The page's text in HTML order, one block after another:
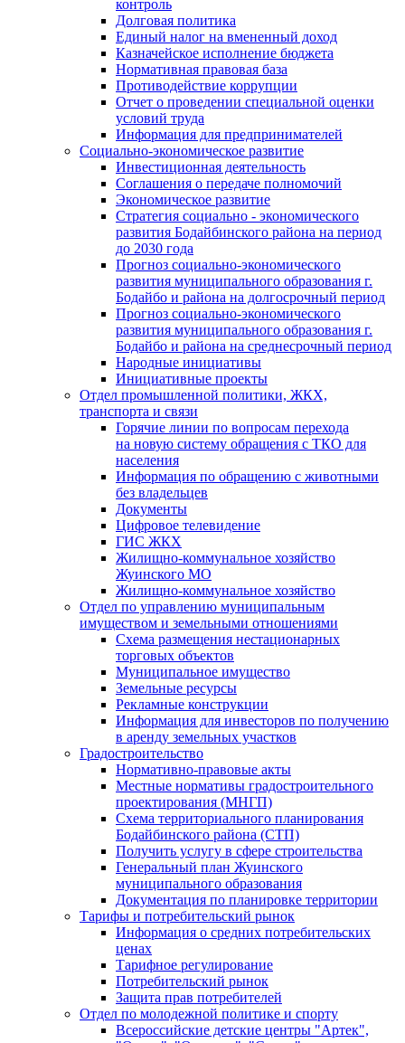
контроль
Долговая политика
Единый налог на вмененный доход
Казначейское исполнение бюджета
Нормативная правовая база
Противодействие коррупции
Отчет о проведении специальной оценки
условий труда
Информация для предпринимателей
Социально-экономическое развитие
Инвестиционная деятельность
Соглашения о передаче полномочий
Экономическое развитие
Стратегия социально - экономического
развития Бодайбинского района на период
до 2030 года
Прогноз социально-экономического
развития муниципального образования г.
Бодайбо и района на долгосрочный период
Прогноз социально-экономического
развития муниципального образования г.
Бодайбо и района на среднесрочный период
Народные инициативы
Инициативные проекты
Отдел промышленной политики, ЖКХ,
транспорта и связи
Горячие линии по вопросам перехода
на новую систему обращения с ТКО для
населения
Информация по обращению с животными
без владельцев
Документы
Цифровое телевидение
ГИС ЖКХ
Жилищно-коммунальное хозяйство
Жуинского МО
Жилищно-коммунальное хозяйство
Отдел по управлению муниципальным
имуществом и земельными отношениями
Схема размещения нестационарных
торговых объектов
Муниципальное имущество
Земельные ресурсы
Рекламные конструкции
Информация для инвесторов по получению
в аренду земельных участков
Градостроительство
Нормативно-правовые акты
Местные нормативы градостроительного
проектирования (МНГП)
Схема территориального планирования
Бодайбинского района (СТП)
Получить услугу в сфере строительства
Генеральный план Жуинского
муниципального образования
Документация по планировке территории
Тарифы и потребительский рынок
Информация о средних потребительских
ценах
Тарифное регулирование
Потребительский рынок
Защита прав потребителей
Отдел по молодежной политике и спорту
Всероссийские детские центры "Артек",